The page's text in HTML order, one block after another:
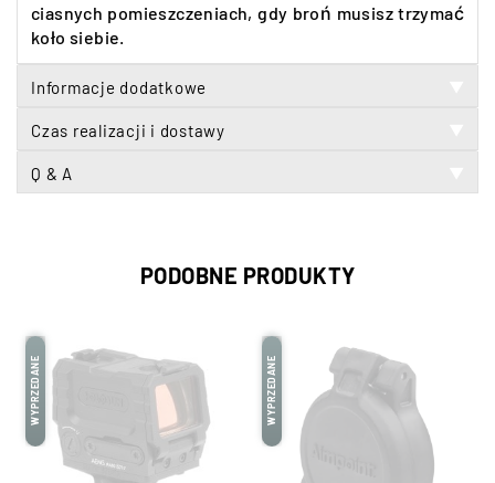
ciasnych pomieszczeniach, gdy broń musisz trzymać
koło siebie.
Informacje dodatkowe
Czas realizacji i dostawy
Q & A
PODOBNE PRODUKTY
WYPRZEDANE WYPRZEDANE